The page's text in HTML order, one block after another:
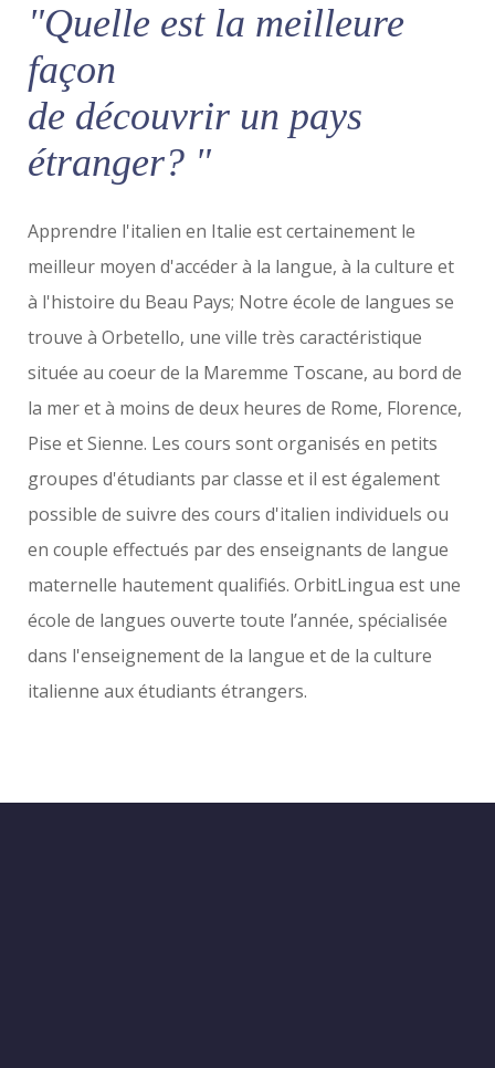
"Quelle est la meilleure
façon
de découvrir un pays
étranger? "
Apprendre l'italien en Italie est certainement le
meilleur moyen d'accéder à la langue, à la culture et
à l'histoire du Beau Pays; Notre école de langues se
trouve à Orbetello, une ville très caractéristique
située au coeur de la Maremme Toscane, au bord de
la mer et à moins de deux heures de Rome, Florence,
Pise et Sienne. Les cours sont organisés en petits
groupes d'étudiants par classe et il est également
possible de suivre des cours d'italien individuels ou
en couple effectués par des enseignants de langue
maternelle hautement qualifiés. OrbitLingua est une
école de langues ouverte toute l’année, spécialisée
dans l'enseignement de la langue et de la culture
italienne aux étudiants étrangers.